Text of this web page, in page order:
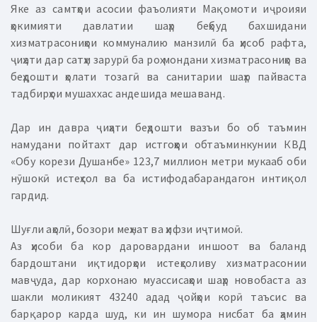
Яке аз самтҳои асосии фаъолияти Мақомоти иҷроияи
ҳокимияти давлатии шаҳр беҳбуд бахшидани
хизматрасониҳои коммуналию манзилӣ ба ҳисоб рафта,
ҷиҳати дар сатҳи зарурӣ ба роҳ мондани хизматрасониҳо ва
беҳдошти ҳолати тозагӣ ва санитарии шаҳр пайваста
тадбирҳои мушаххас андешида мешаванд.
Дар ин давра ҷиҳати беҳдошти вазъи бо об таъмин
намудани пойтахт дар истгоҳҳои обтаъминкунии КВД
«Обу корези Душанбе» 123,7 миллион метри мукааб оби
нӯшокӣ истеҳсол ва ба истифодабарандагон интиқол
гардид.
Шуғли аҳолӣ, бозори меҳнат ва ҳифзи иҷтимоӣ.
Аз ҳисоби ба кор даровардани иншоот ва баланд
бардоштани иқтидорҳои истеҳсоливу хизматрасонии
мавҷуда, дар корхонаю муассисаҳои шаҳр новобаста аз
шакли моликият 43240 адад ҷойҳои корӣ таъсис ва
барқарор карда шуд, ки ин шумора нисбат ба ҳамин